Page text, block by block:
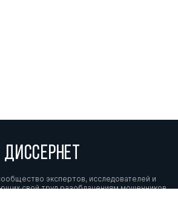
ДИССЕРНЕТ
экспертов, исследователей и
свой труд разоблачениям мошенников,